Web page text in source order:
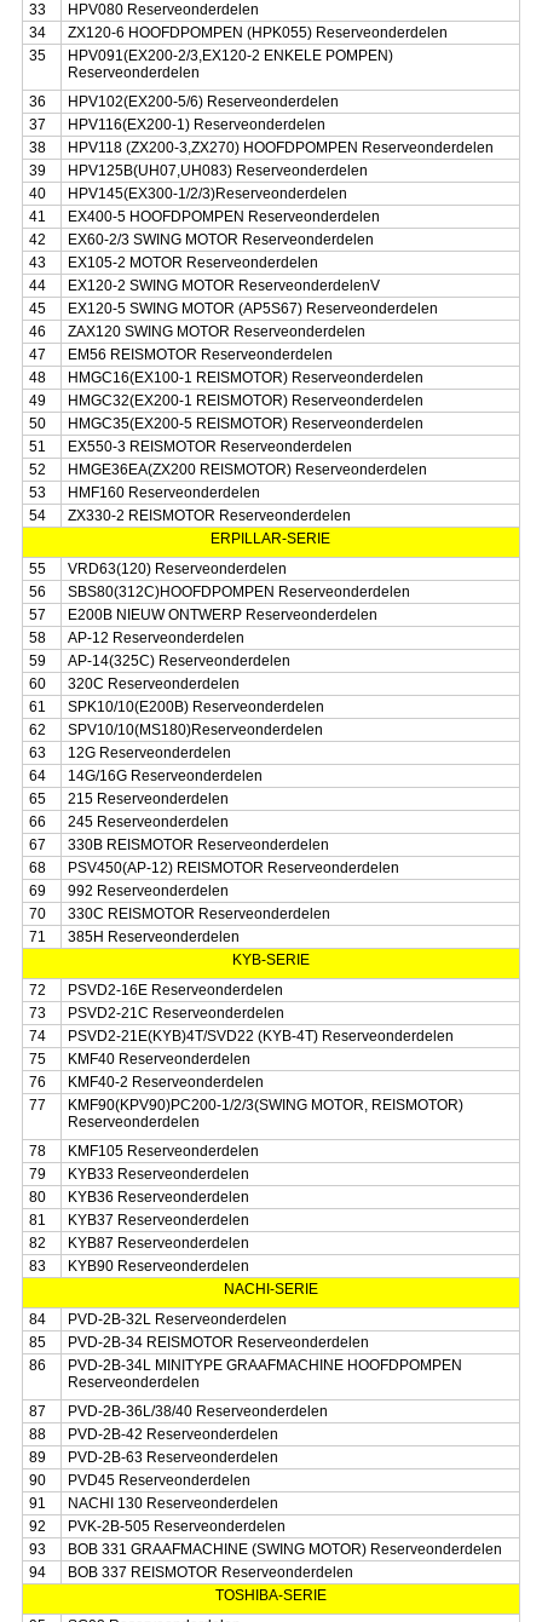
33
HPV080 Reserveonderdelen
34
ZX120-6 HOOFDPOMPEN (HPK055) Reserveonderdelen
35
HPV091(EX200-2/3,EX120-2 ENKELE POMPEN)
Reserveonderdelen
36
HPV102(EX200-5/6) Reserveonderdelen
37
HPV116(EX200-1) Reserveonderdelen
38
HPV118 (ZX200-3,ZX270) HOOFDPOMPEN Reserveonderdelen
39
HPV125B(UH07,UH083) Reserveonderdelen
40
HPV145(EX300-1/2/3)Reserveonderdelen
41
EX400-5 HOOFDPOMPEN Reserveonderdelen
42
EX60-2/3 SWING MOTOR Reserveonderdelen
43
EX105-2 MOTOR Reserveonderdelen
44
EX120-2 SWING MOTOR ReserveonderdelenV
45
EX120-5 SWING MOTOR (AP5S67) Reserveonderdelen
46
ZAX120 SWING MOTOR Reserveonderdelen
47
EM56 REISMOTOR Reserveonderdelen
48
HMGC16(EX100-1 REISMOTOR) Reserveonderdelen
49
HMGC32(EX200-1 REISMOTOR) Reserveonderdelen
50
HMGC35(EX200-5 REISMOTOR) Reserveonderdelen
51
EX550-3 REISMOTOR Reserveonderdelen
52
HMGE36EA(ZX200 REISMOTOR) Reserveonderdelen
53
HMF160 Reserveonderdelen
54
ZX330-2 REISMOTOR Reserveonderdelen
ERPILLAR-SERIE
55
VRD63(120) Reserveonderdelen
56
SBS80(312C)HOOFDPOMPEN Reserveonderdelen
57
E200B NIEUW ONTWERP Reserveonderdelen
58
AP-12 Reserveonderdelen
59
AP-14(325C) Reserveonderdelen
60
320C Reserveonderdelen
61
SPK10/10(E200B) Reserveonderdelen
62
SPV10/10(MS180)Reserveonderdelen
63
12G Reserveonderdelen
64
14G/16G Reserveonderdelen
65
215 Reserveonderdelen
66
245 Reserveonderdelen
67
330B REISMOTOR Reserveonderdelen
68
PSV450(AP-12) REISMOTOR Reserveonderdelen
69
992 Reserveonderdelen
70
330C REISMOTOR Reserveonderdelen
71
385H Reserveonderdelen
KYB-SERIE
72
PSVD2-16E Reserveonderdelen
73
PSVD2-21C Reserveonderdelen
74
PSVD2-21E(KYB)4T/SVD22 (KYB-4T) Reserveonderdelen
75
KMF40 Reserveonderdelen
76
KMF40-2 Reserveonderdelen
77
KMF90(KPV90)PC200-1/2/3(SWING MOTOR, REISMOTOR)
Reserveonderdelen
78
KMF105 Reserveonderdelen
79
KYB33 Reserveonderdelen
80
KYB36 Reserveonderdelen
81
KYB37 Reserveonderdelen
82
KYB87 Reserveonderdelen
83
KYB90 Reserveonderdelen
NACHI-SERIE
84
PVD-2B-32L Reserveonderdelen
85
PVD-2B-34 REISMOTOR Reserveonderdelen
86
PVD-2B-34L MINITYPE GRAAFMACHINE HOOFDPOMPEN
Reserveonderdelen
87
PVD-2B-36L/38/40 Reserveonderdelen
88
PVD-2B-42 Reserveonderdelen
89
PVD-2B-63 Reserveonderdelen
90
PVD45 Reserveonderdelen
91
NACHI 130 Reserveonderdelen
92
PVK-2B-505 Reserveonderdelen
93
BOB 331 GRAAFMACHINE (SWING MOTOR) Reserveonderdelen
94
BOB 337 REISMOTOR Reserveonderdelen
TOSHIBA-SERIE